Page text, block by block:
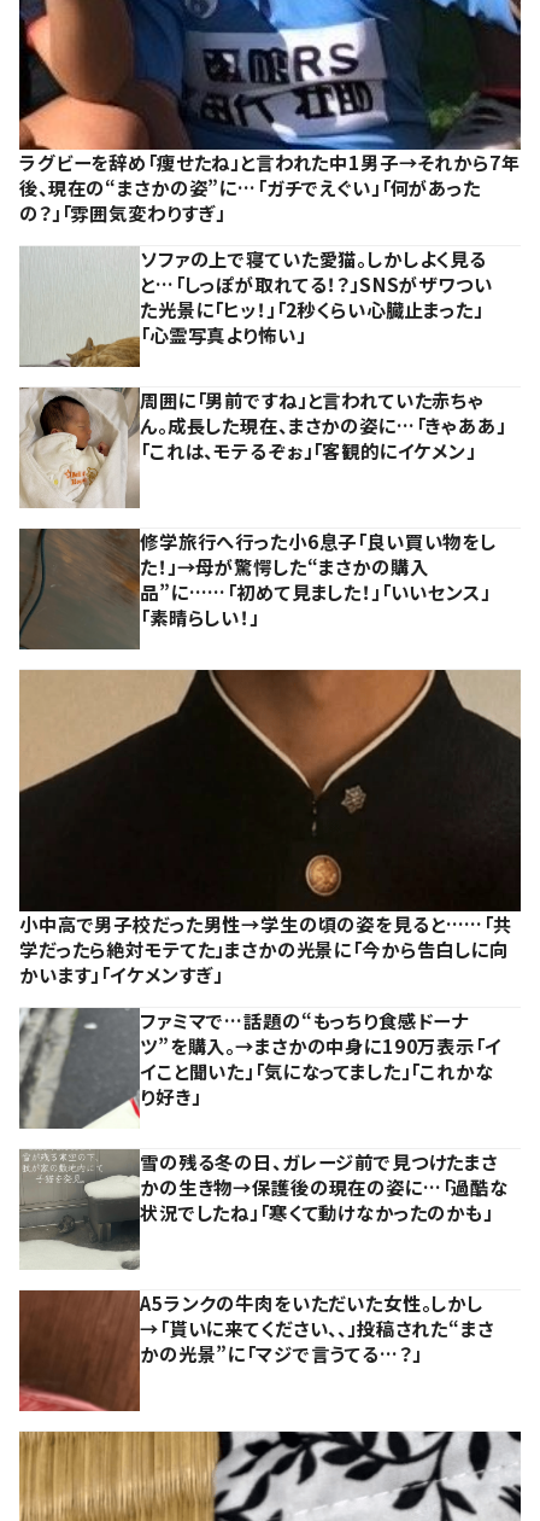
ラグビーを辞め「痩せたね」と言われた中1男子→それから7年
後、現在の“まさかの姿”に…「ガチでえぐい」「何があった
の？」「雰囲気変わりすぎ」
ソファの上で寝ていた愛猫。しかしよく見る
と…「しっぽが取れてる！？」SNSがザワつい
た光景に「ヒッ！」「2秒くらい心臓止まった」
「心霊写真より怖い」
周囲に「男前ですね」と言われていた赤ちゃ
ん。成長した現在、まさかの姿に…「きゃああ」
「これは、モテるぞぉ」「客観的にイケメン」
修学旅行へ行った小6息子「良い買い物をし
た！」→母が驚愕した“まさかの購入
品”に……「初めて見ました！」「いいセンス」
「素晴らしい！」
小中高で男子校だった男性→学生の頃の姿を見ると……「共
学だったら絶対モテてた」まさかの光景に「今から告白しに向
かいます」「イケメンすぎ」
ファミマで…話題の“もっちり食感ドーナ
ツ”を購入。→まさかの中身に190万表示「イ
イこと聞いた」「気になってました」「これかな
り好き」
雪の残る冬の日、ガレージ前で見つけたまさ
かの生き物→保護後の現在の姿に…「過酷な
状況でしたね」「寒くて動けなかったのかも」
A5ランクの牛肉をいただいた女性。しかし
→「貰いに来てください、、」投稿された“まさ
かの光景”に「マジで言うてる…？」